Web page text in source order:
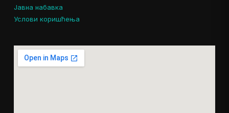
Јавна набавка
Услови коришћења